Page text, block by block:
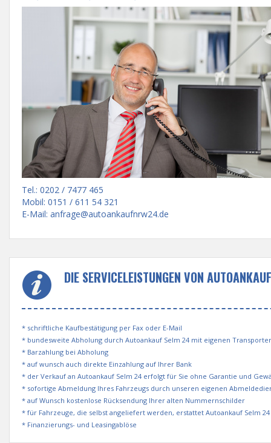
Tel.: 0202 / 7477 465
Mobil: 0151 / 611 54 321
E-Mail: anfrage@autoankaufnrw24.de
DIE SERVICELEISTUNGEN VON
* schriftliche Kaufbestätigung per Fax oder E-Mail
* bundesweite Abholung durch Autoankauf Selm 24 mit eigenen
* Barzahlung bei Abholung
* auf wunsch auch direkte Einzahlung auf Ihrer Bank
* der Verkauf an Autoankauf Selm 24 erfolgt für Sie ohne Garantie und
* sofortige Abmeldung Ihres Fahrzeugs durch unseren eigenen
* auf Wunsch kostenlose Rücksendung Ihrer alten Nummernschilder
* für Fahrzeuge, die selbst angeliefert werden, erstattet Autoankauf Selm
* Finanzierungs- und Leasingablöse